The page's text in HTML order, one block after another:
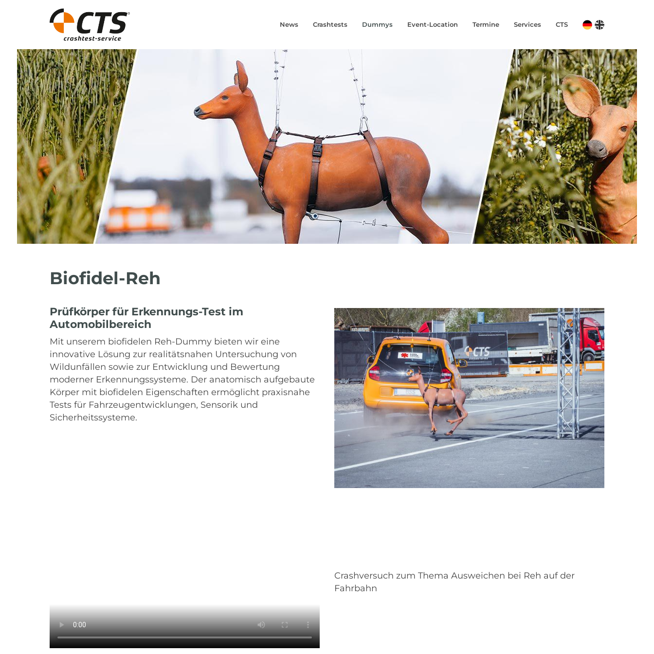
News Crashtests Dummys Event-Location Termine Services CTS
Biofidel-Reh
Prüfkörper für Erkennungs-Test im
Automobilbereich
Mit unserem biofidelen Reh-Dummy bieten wir eine
innovative Lösung zur realitätsnahen Untersuchung von
Wildunfällen sowie zur Entwicklung und Bewertung
moderner Erkennungssysteme. Der anatomisch aufgebaute
Körper mit biofidelen Eigenschaften ermöglicht praxisnahe
Tests für Fahrzeugentwicklungen, Sensorik und
Sicherheitssysteme.
Crashversuch zum Thema Ausweichen bei Reh auf der
Fahrbahn